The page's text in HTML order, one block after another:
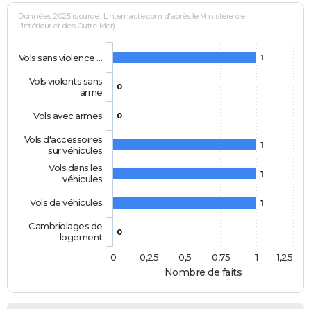
Nombre de faits
Données 2025 (source : Linternaute.com d'après le Ministère de
l'Intérieur et des Outre-Mer)
1
0
0
1
1
1
0
Vols sans violence …
Vols violents sans
arme
Vols avec armes
Vols d'accessoires
sur véhicules
Vols dans les
véhicules
Vols de véhicules
Cambriolages de
logement
0
1
0,25 0,5 0,75 1,25